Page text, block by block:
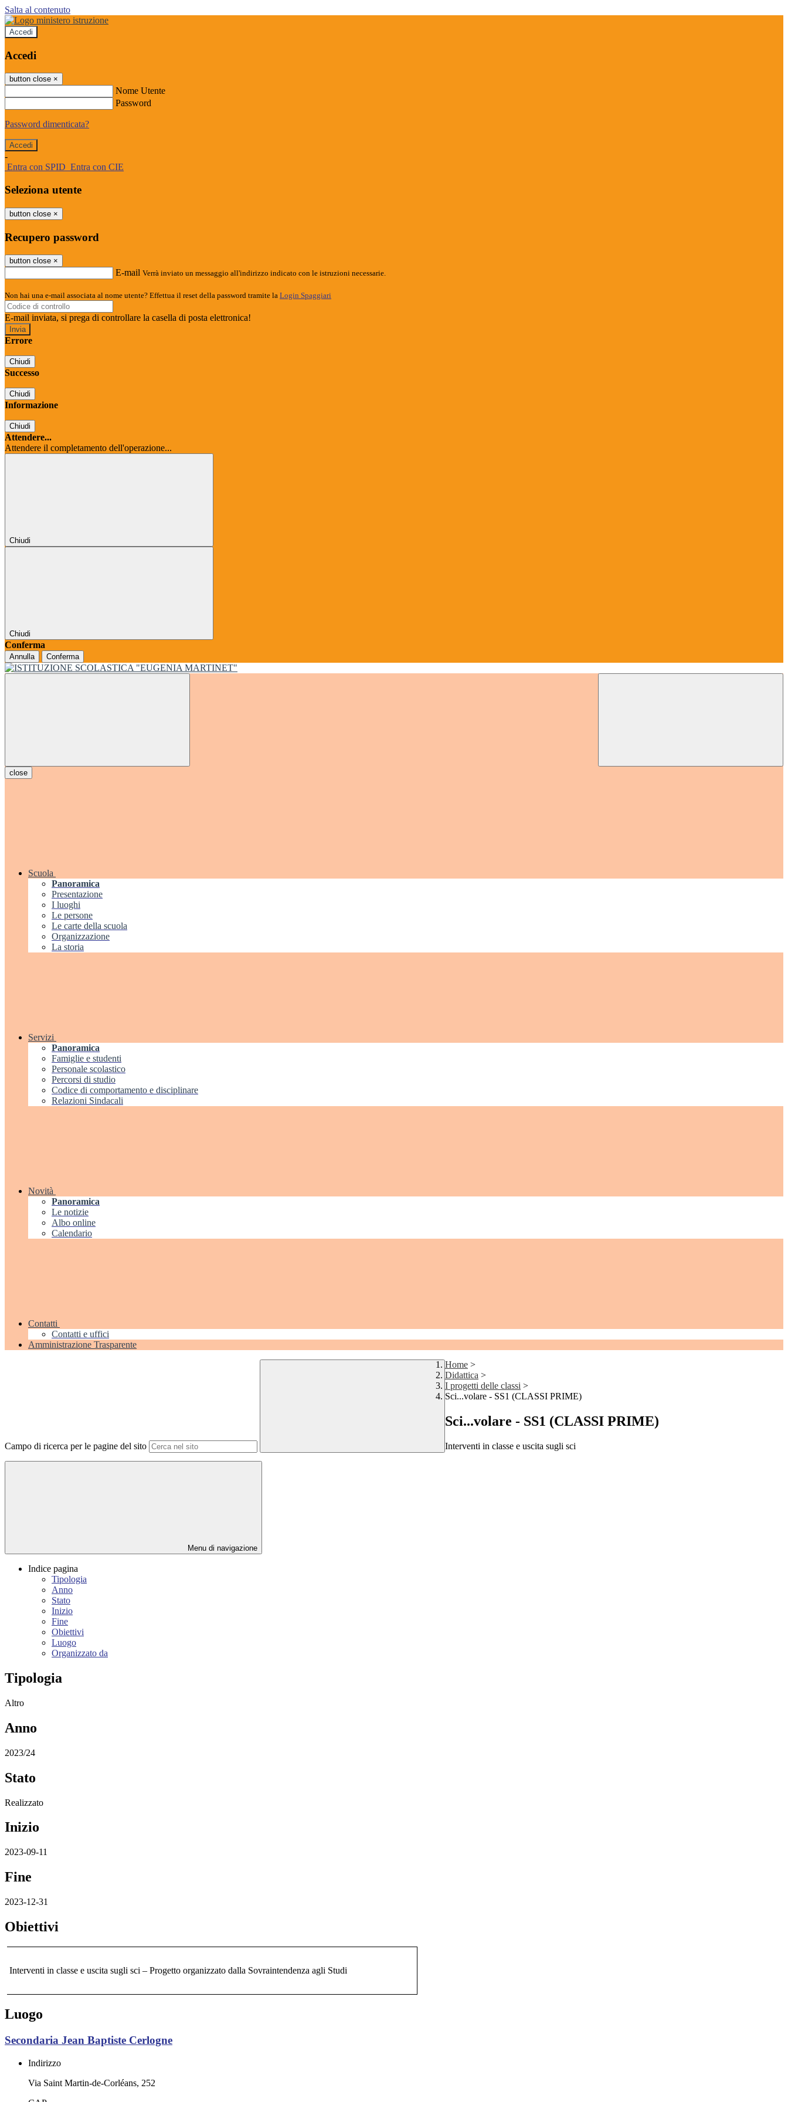
Salta al contenuto
Accedi
Accedi
button close ×
Nome Utente
Password
Password dimenticata?
-
Entra con SPID Entra con CIE
Seleziona utente
button close ×
Recupero password
button close ×
E-mail Verrà inviato un messaggio all'indirizzo indicato con le istruzioni necessarie.
Non hai una e-mail associata al nome utente? Effettua il reset della password tramite la Login Spaggiari
E-mail inviata, si prega di controllare la casella di posta elettronica!
Errore
Chiudi
Successo
Chiudi
Informazione
Chiudi
Attendere...
Attendere il completamento dell'operazione...
Chiudi
Chiudi
Conferma
Annulla Conferma
close
Scuola
Panoramica
Presentazione
I luoghi
Le persone
Le carte della scuola
Organizzazione
La storia
Servizi
Panoramica
Famiglie e studenti
Personale scolastico
Percorsi di studio
Codice di comportamento e disciplinare
Relazioni Sindacali
Novità
Panoramica
Le notizie
Albo online
Calendario
Contatti
Contatti e uffici
Amministrazione Trasparente
Campo di ricerca per le pagine del sito
Home >
Didattica >
I progetti delle classi >
Sci...volare - SS1 (CLASSI PRIME)
Sci...volare - SS1 (CLASSI PRIME)
Interventi in classe e uscita sugli sci
Menu di navigazione
Indice pagina
Tipologia
Anno
Stato
Inizio
Fine
Obiettivi
Luogo
Organizzato da
Tipologia
Altro
Anno
2023/24
Stato
Realizzato
Inizio
2023-09-11
Fine
2023-12-31
Obiettivi
Interventi in classe e uscita sugli sci – Progetto organizzato dalla Sovraintendenza agli Studi
Luogo
Secondaria Jean Baptiste Cerlogne
Indirizzo
Via Saint Martin-de-Corléans, 252